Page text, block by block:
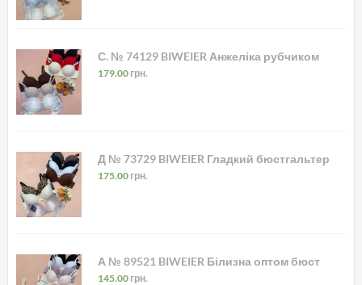
С. № 74129 BIWEIER Анжеліка рубчиком
179.00 грн.
Д № 73729 BIWEIER Гладкий бюстгальтер
175.00 грн.
А № 89521 BIWEIER Білизна оптом бюст
145.00 грн.